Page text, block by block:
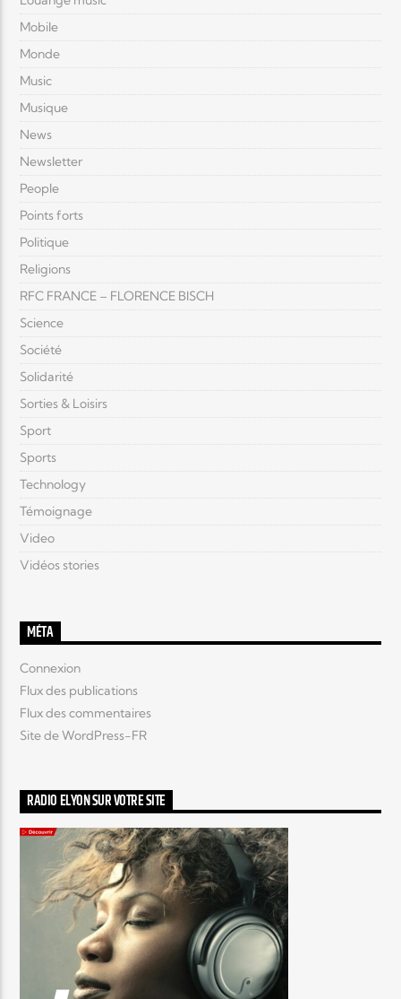
Mobile
Monde
Music
Musique
News
Newsletter
People
Points forts
Politique
Religions
RFC FRANCE – FLORENCE BISCH
Science
Société
Solidarité
Sorties & Loisirs
Sport
Sports
Technology
Témoignage
Video
Vidéos stories
MÉTA
Connexion
Flux des publications
Flux des commentaires
Site de WordPress-FR
RADIO ELYON SUR VOTRE SITE